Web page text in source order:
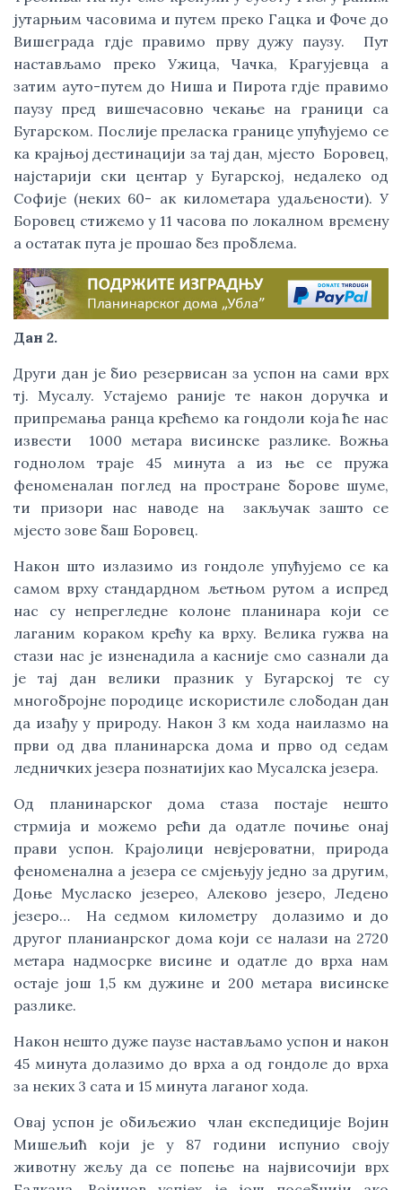
јутарњим часовима и путем преко Гацка и Фоче до
Вишеграда гдје правимо прву дужу паузу. Пут
настављамо преко Ужица, Чачка, Крагујевца а
затим ауто-путем до Ниша и Пирота гдје правимо
паузу пред вишечасовно чекање на граници са
Бугарском. Послије преласка границе упућујемо се
ка крајњој дестинацији за тај дан, мјесто Боровец,
најстарији ски центар у Бугарској, недалеко од
Софије (неких 60- ак километара удаљености). У
Боровец стижемо у 11 часова по локалном времену
а остатак пута је прошао без проблема.
Дан 2.
Други дан је био резервисан за успон на сами врх
тј. Мусалу. Устајемо раније те након доручка и
припремања ранца крећемо ка гондоли која ће нас
извести 1000 метара висинске разлике. Вожња
годнолом траје 45 минута а из ње се пружа
феноменалан поглед на простране борове шуме,
ти призори нас наводе на закључак зашто се
мјесто зове баш Боровец.
Након што излазимо из гондоле упућујемо се ка
самом врху стандардном љетњом рутом а испред
нас су непрегледне колоне планинара који се
лаганим кораком крећу ка врху. Велика гужва на
стази нас је изненадила а касније смо сазнали да
је тај дан велики празник у Бугарској те су
многобројне породице искористиле слободан дан
да изађу у природу. Након 3 км хода наилазмо на
први од два планинарска дома и прво од седам
ледничких језера познатијих као Мусалска језера.
Од планинарског дома стаза постаје нешто
стрмија и можемо рећи да одатле почиње онај
прави успон. Крајолици невјероватни, природа
феноменална а језера се смјењују једно за другим,
Доње Мусласко језерео, Алеково језеро, Ледено
језеро… На седмом километру долазимо и до
другог планианрског дома који се налази на 2720
метара надмосрке висине и одатле до врха нам
остаје још 1,5 км дужине и 200 метара висинске
разлике.
Након нешто дуже паузе настављамо успон и након
45 минута долазимо до врха а од гондоле до врха
за неких 3 сата и 15 минута лаганог хода.
Овај успон је обиљежио члан експедиције Војин
Мишељић који је у 87 години испунио своју
животну жељу да се попење на највисочији врх